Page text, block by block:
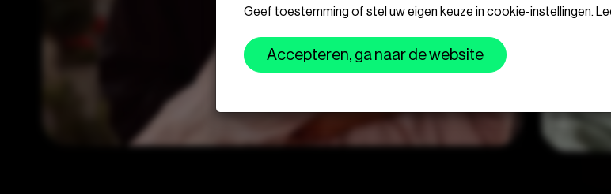
Geef toestemming of stel uw eigen keuze in cookie-instellingen.
Accepteren, ga naar de website